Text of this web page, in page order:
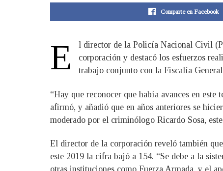
Comparte en Facebook
E
l director de la Policía Nacional Civil
corporación y destacó los esfuerzos
trabajo conjunto con la Fiscalía
“Hay que reconocer que había avances en
afirmó, y añadió que en años anteriores se
moderado por el criminólogo Ricardo Sosa,
El director de la corporación reveló también
este 2019 la cifra bajó a 154. “Se debe a la